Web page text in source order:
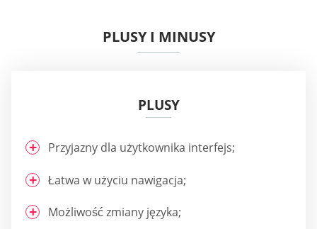
PLUSY I MINUSY
PLUSY
Przyjazny dla użytkownika interfejs;
Łatwa w użyciu nawigacja;
Możliwość zmiany języka;